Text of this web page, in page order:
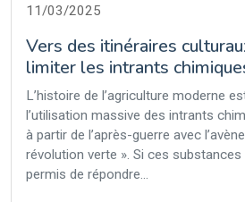
11/03/2025
Vers des itinéraires
limiter les intrants
L’histoire de l’agriculture moderne
l’utilisation massive des intrants
à partir de l’après-guerre avec
révolution verte ». Si ces
permis de répondre...